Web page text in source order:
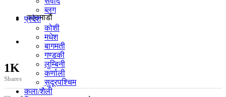
ब्लग
प्रदेश
कोशी
मधेश
बागमती
गण्डकी
लुम्बिनी
कर्णाली
सुदूरपश्चिम
कला/शैली
काठमाडाैं
1K
Shares